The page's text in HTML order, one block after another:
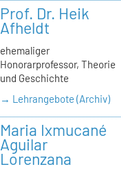
Prof. Dr. Heik
Afheldt
ehemaliger
Honorarprofessor, Theorie
und Geschichte
→ Lehrangebote (Archiv)
Maria Ixmucané
Aguilar
Lorenzana